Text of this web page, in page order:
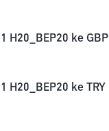
1 H20_BEP20 ke GBP
1 H20_BEP20 ke TRY